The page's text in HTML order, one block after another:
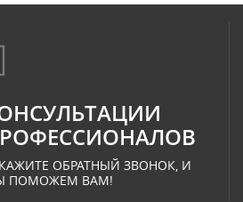
ОБРАТНЫЙ ЗВОНОК, И
ПОМОЖЕМ ВАМ!